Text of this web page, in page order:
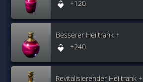
+120
Besserer Heiltrank +
+240
Revitalisierender Heiltrank +